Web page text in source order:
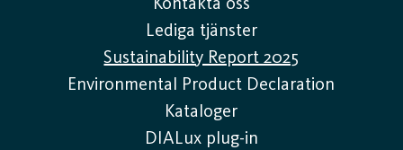
Kontakta oss
Lediga tjänster
Sustainability Report 2025
Environmental Product Declaration
Kataloger
DIALux plug-in